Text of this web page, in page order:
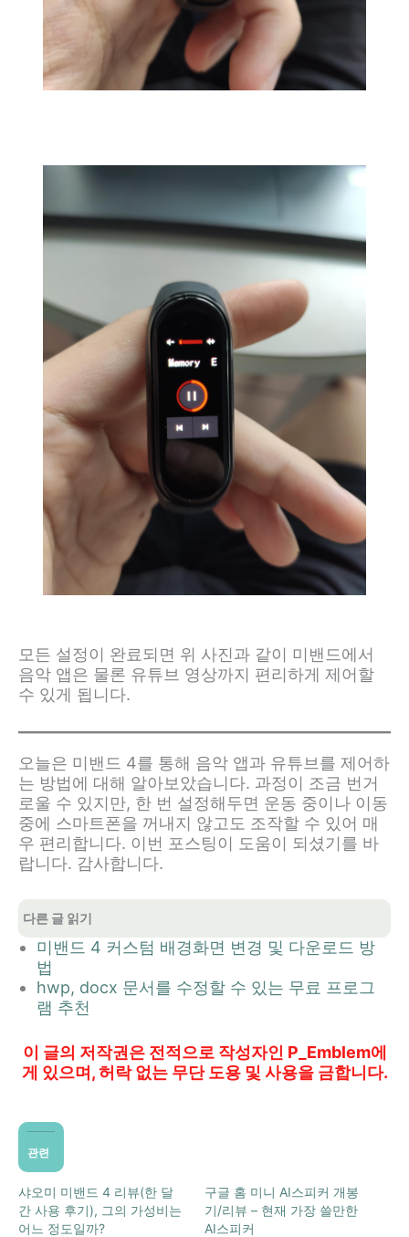
모든 설정이 완료되면 위 사진과 같이 미밴드에서
음악 앱은 물론 유튜브 영상까지 편리하게 제어할
수 있게 됩니다.
오늘은 미밴드 4를 통해 음악 앱과 유튜브를 제어하
는 방법에 대해 알아보았습니다. 과정이 조금 번거
로울 수 있지만, 한 번 설정해두면 운동 중이나 이동
중에 스마트폰을 꺼내지 않고도 조작할 수 있어 매
우 편리합니다. 이번 포스팅이 도움이 되셨기를 바
랍니다. 감사합니다.
다른 글 읽기
미밴드 4 커스텀 배경화면 변경 및 다운로드 방
법
hwp, docx 문서를 수정할 수 있는 무료 프로그
램 추천
이 글의 저작권은 전적으로 작성자인 P_Emblem에
게 있으며, 허락 없는 무단 도용 및 사용을 금합니다.
관련
샤오미 미밴드 4 리뷰(한 달
간 사용 후기), 그의 가성비는
어느 정도일까?
구글 홈 미니 AI스피커 개봉
기/리뷰 – 현재 가장 쓸만한
AI스피커